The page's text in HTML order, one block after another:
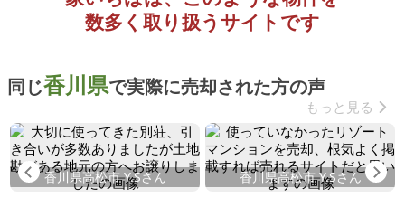
数多く取り扱うサイトです
同じ香川県で実際に売却された方の声
もっと見る
Previous
香川県高松市 Y.Sさん 香川県高松市 Y.Sさん